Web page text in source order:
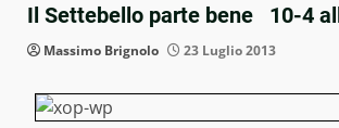
Il Settebello parte bene 10-4
Massimo Brignolo 23 Luglio 2013